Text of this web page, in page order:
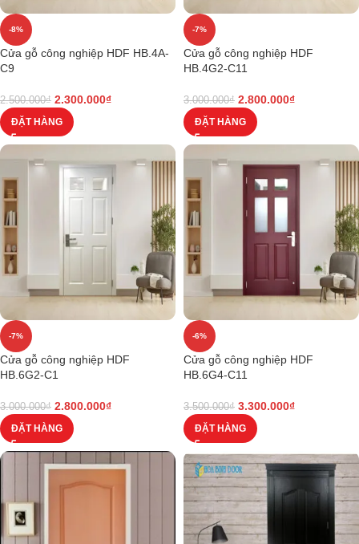
-8%
Cửa gỗ công nghiệp HDF HB.4A-
C9
2.500.000₫ 2.300.000₫
ĐẶT HÀNG
-7%
Cửa gỗ công nghiệp HDF
HB.4G2-C11
3.000.000₫ 2.800.000₫
ĐẶT HÀNG
-7%
Cửa gỗ công nghiệp HDF
HB.6G2-C1
3.000.000₫ 2.800.000₫
ĐẶT HÀNG
-6%
Cửa gỗ công nghiệp HDF
HB.6G4-C11
3.500.000₫ 3.300.000₫
ĐẶT HÀNG